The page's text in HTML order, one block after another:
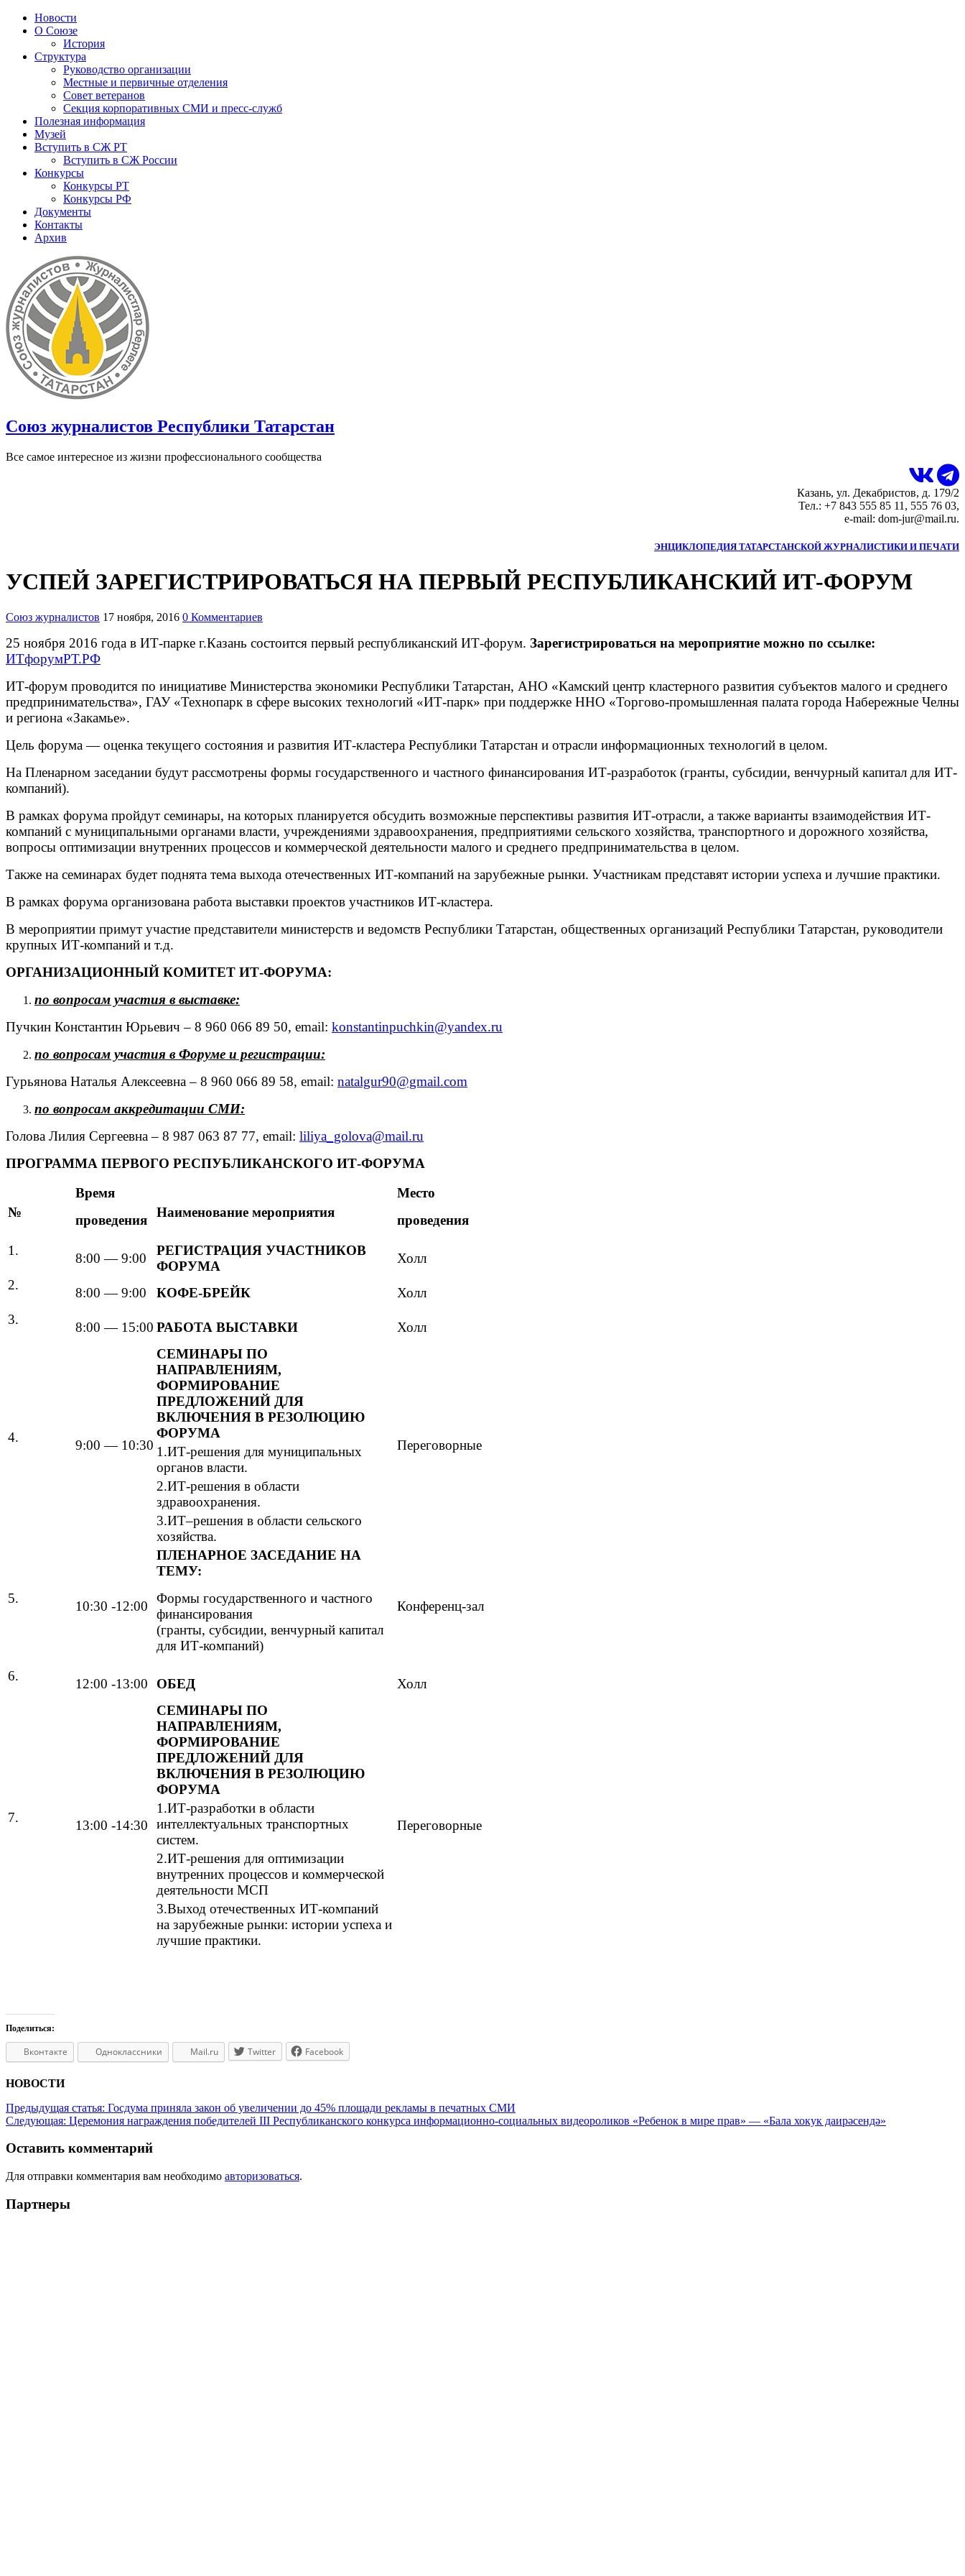
Новости
О Союзе
История
Структура
Руководство организации
Местные и первичные отделения
Совет ветеранов
Секция корпоративных СМИ и пресс-служб
Полезная информация
Музей
Вступить в СЖ РТ
Вступить в СЖ России
Конкурсы
Конкурсы РТ
Конкурсы РФ
Документы
Контакты
Архив
Союз журналистов Республики Татарстан
Все самое интересное из жизни профессионального сообщества
Казань, ул. Декабристов, д. 179/2
Тел.: +7 843 555 85 11, 555 76 03,
e-mail: dom-jur@mail.ru.
ЭНЦИКЛОПЕДИЯ ТАТАРСТАНСКОЙ ЖУРНАЛИСТИКИ И ПЕЧАТИ
УСПЕЙ ЗАРЕГИСТРИРОВАТЬСЯ НА ПЕРВЫЙ РЕСПУБЛИКАНСКИЙ ИТ-ФОРУМ
Союз журналистов 17 ноября, 2016 0 Комментариев
25 ноября 2016 года в ИТ-парке г.Казань состоится первый республиканский ИТ-форум. Зарегистрироваться на мероприятие можно по ссылке:
ИТфорумРТ.РФ
ИТ-форум проводится по инициативе Министерства экономики Республики Татарстан, АНО «Камский центр кластерного развития субъектов малого и среднего
предпринимательства», ГАУ «Технопарк в сфере высоких технологий «ИТ-парк» при поддержке ННО «Торгово-промышленная палата города Набережные Челны
и региона «Закамье».
Цель форума — оценка текущего состояния и развития ИТ-кластера Республики Татарстан и отрасли информационных технологий в целом.
На Пленарном заседании будут рассмотрены формы государственного и частного финансирования ИТ-разработок (гранты, субсидии, венчурный капитал для ИТ-
компаний).
В рамках форума пройдут семинары, на которых планируется обсудить возможные перспективы развития ИТ-отрасли, а также варианты взаимодействия ИТ-
компаний с муниципальными органами власти, учреждениями здравоохранения, предприятиями сельского хозяйства, транспортного и дорожного хозяйства,
вопросы оптимизации внутренних процессов и коммерческой деятельности малого и среднего предпринимательства в целом.
Также на семинарах будет поднята тема выхода отечественных ИТ-компаний на зарубежные рынки. Участникам представят истории успеха и лучшие практики.
В рамках форума организована работа выставки проектов участников ИТ-кластера.
В мероприятии примут участие представители министерств и ведомств Республики Татарстан, общественных организаций Республики Татарстан, руководители
крупных ИТ-компаний и т.д.
ОРГАНИЗАЦИОННЫЙ КОМИТЕТ ИТ-ФОРУМА:
по вопросам участия в выставке:
Пучкин Константин Юрьевич – 8 960 066 89 50, email: konstantinpuchkin@yandex.ru
по вопросам участия в Форуме и регистрации:
Гурьянова Наталья Алексеевна – 8 960 066 89 58, email: natalgur90@gmail.com
по вопросам аккредитации СМИ:
Голова Лилия Сергеевна – 8 987 063 87 77, email: liliya_golova@mail.ru
ПРОГРАММА ПЕРВОГО РЕСПУБЛИКАНСКОГО ИТ-ФОРУМА
№
Время
проведения
Наименование мероприятия
Место
проведения
1.
8:00 — 9:00
РЕГИСТРАЦИЯ УЧАСТНИКОВ
ФОРУМА
Холл
2.
8:00 — 9:00 КОФЕ-БРЕЙК
Холл
3.
8:00 — 15:00 РАБОТА ВЫСТАВКИ Холл
4.
9:00 — 10:30
СЕМИНАРЫ ПО
НАПРАВЛЕНИЯМ,
ФОРМИРОВАНИЕ
ПРЕДЛОЖЕНИЙ ДЛЯ
ВКЛЮЧЕНИЯ В РЕЗОЛЮЦИЮ
ФОРУМА
Переговорные
1.ИТ-решения для муниципальных
органов власти.
2.ИТ-решения в области
здравоохранения.
3.ИТ–решения в области сельского
хозяйства.
5.
10:30 -12:00
ПЛЕНАРНОЕ ЗАСЕДАНИЕ НА
ТЕМУ:
Формы государственного и частного
финансирования
(гранты, субсидии, венчурный капитал
для ИТ-компаний)
Конференц-зал
6.
12:00 -13:00 ОБЕД Холл
7.
13:00 -14:30
СЕМИНАРЫ ПО
НАПРАВЛЕНИЯМ,
ФОРМИРОВАНИЕ
ПРЕДЛОЖЕНИЙ ДЛЯ
ВКЛЮЧЕНИЯ В РЕЗОЛЮЦИЮ
ФОРУМА
Переговорные
1.ИТ-разработки в области
интеллектуальных транспортных
систем.
2.ИТ-решения для оптимизации
внутренних процессов и коммерческой
деятельности МСП
3.Выход отечественных ИТ-компаний
на зарубежные рынки: истории успеха и
лучшие практики.
Поделиться:
Вконтакте Одноклассники Mail.ru Twitter Facebook
НОВОСТИ
Предыдущая статья: Госдума приняла закон об увеличении до 45% площади рекламы в печатных СМИ
Следующая: Церемония награждения победителей III Республиканского конкурса информационно-социальных видеороликов «Ребенок в мире прав» — «Бала хокук даирәсендә»
Оставить комментарий
Для отправки комментария вам необходимо авторизоваться.
Партнеры